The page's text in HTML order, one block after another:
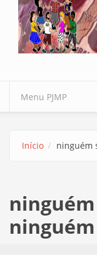
Início ninguém
ninguém